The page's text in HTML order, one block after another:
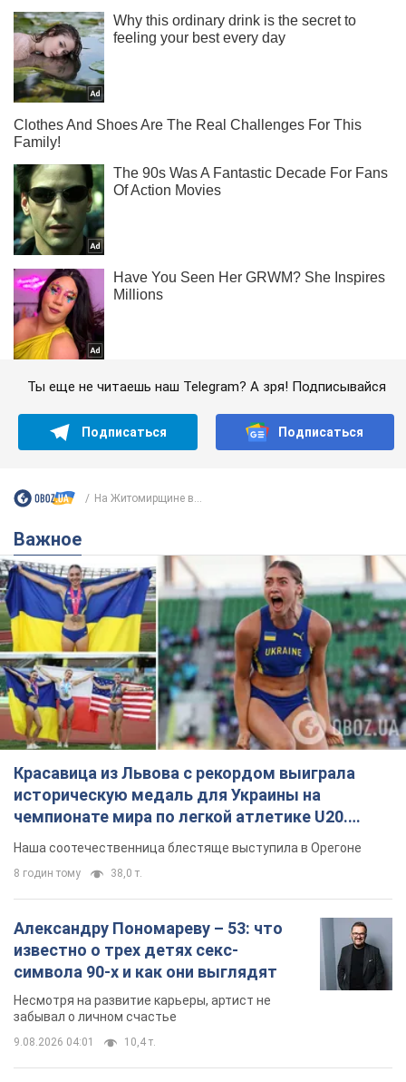
Ты еще не читаешь наш Telegram? А зря! Подписывайся
Подписаться Подписаться
На Житомирщине в...
Важное
Красавица из Львова с рекордом выиграла
историческую медаль для Украины на
чемпионате мира по легкой атлетике U20.
Видео
Наша соотечественница блестяще выступила в Орегоне
8 годин тому 38,0 т.
Александру Пономареву – 53: что
известно о трех детях секс-
символа 90-х и как они выглядят
Несмотря на развитие карьеры, артист не
забывал о личном счастье
9.08.2026 04:01 10,4 т.